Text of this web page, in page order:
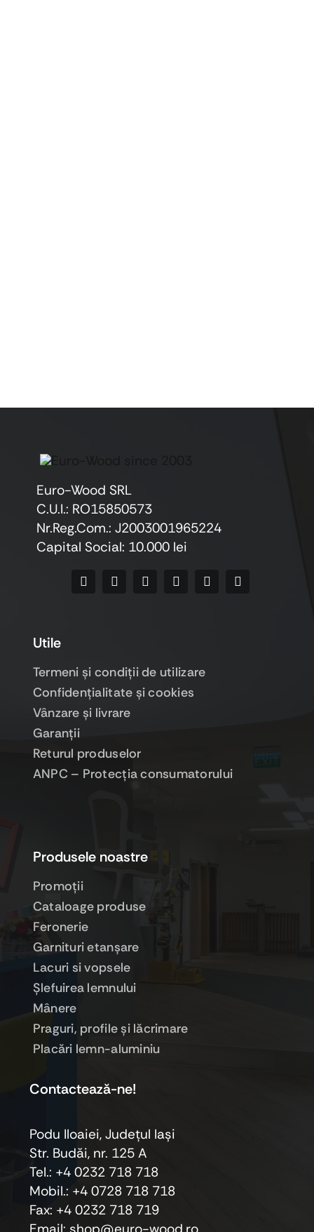
Euro-Wood SRL
C.U.I.: RO15850573
Nr.Reg.Com.: J2003001965224
Capital Social: 10.000 lei
Produsele noastre
Promoţii
Cataloage produse
Feronerie
Garnituri etanşare
Lacuri si vopsele
Şlefuirea lemnului
Mânere
Praguri, profile şi lăcrimare
Placări lemn-aluminiu
Utile
Termeni şi condiţii de utilizare
Confidenţialitate şi cookies
Vânzare şi livrare
Garanţii
Returul produselor
ANPC – Protecţia consumatorului
Contactează-ne!
Podu Iloaiei, Judeţul Iaşi
Str. Budăi, nr. 125 A
Tel.: +4 0232 718 718
Mobil.: +4 0728 718 718
Fax: +4 0232 718 719